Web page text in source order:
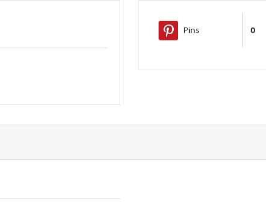
Pins 0